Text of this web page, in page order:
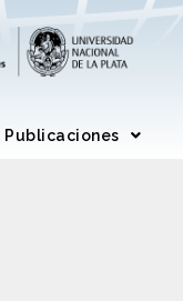
Publicaciones